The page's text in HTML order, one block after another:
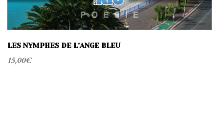
LES NYMPHES DE L’ANGE BLEU
15,00€